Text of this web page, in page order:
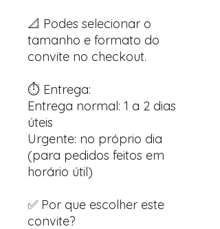
📐 Podes selecionar o
tamanho e formato do
convite no checkout.
⏱️ Entrega:
Entrega normal: 1 a 2 dias
úteis
Urgente: no próprio dia
(para pedidos feitos em
horário útil)
✅ Por que escolher este
convite?